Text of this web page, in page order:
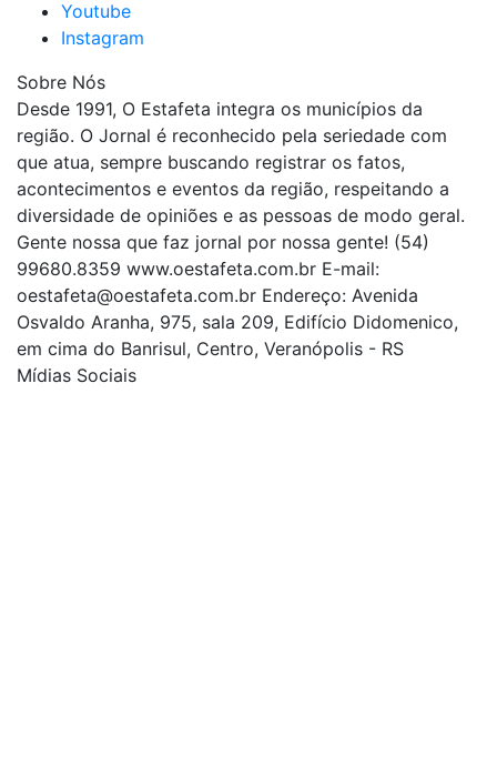
Youtube
Instagram
Sobre Nós
Desde 1991, O Estafeta integra os municípios da
região. O Jornal é reconhecido pela seriedade com
que atua, sempre buscando registrar os fatos,
acontecimentos e eventos da região, respeitando a
diversidade de opiniões e as pessoas de modo geral.
Gente nossa que faz jornal por nossa gente! (54)
99680.8359 www.oestafeta.com.br E-mail:
oestafeta@oestafeta.com.br Endereço: Avenida
Osvaldo Aranha, 975, sala 209, Edifício Didomenico,
em cima do Banrisul, Centro, Veranópolis - RS
Mídias Sociais